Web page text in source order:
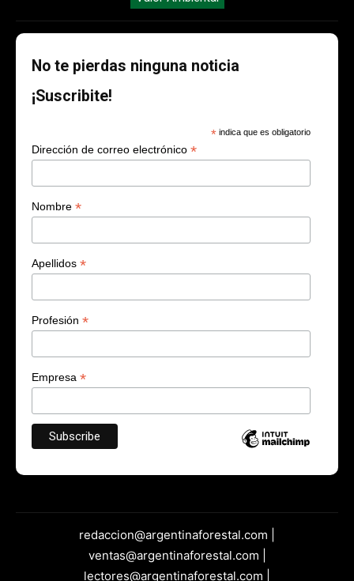
No te pierdas ninguna noticia
¡Suscribite!
* indica que es obligatorio
Dirección de correo electrónico *
Nombre *
Apellidos *
Profesión *
Empresa *
redaccion@argentinaforestal.com |
ventas@argentinaforestal.com |
lectores@argentinaforestal.com |